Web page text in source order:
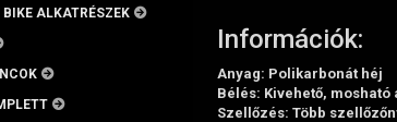
BIKE ALKATRÉSZEK
Információk:
Anyag: Polikarbonát héj
Bélés: Kivehető,
Szellőzés: Több